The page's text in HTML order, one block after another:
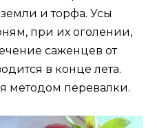
и торфа. Усы
при их оголении,
саженцев от
в конце лета.
методом перевалки.